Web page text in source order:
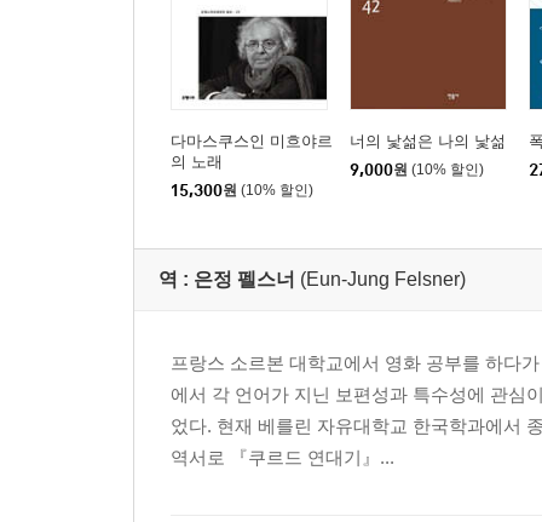
다마스쿠스인 미흐야르
의 노래
15,300원 (10% 할인)
너의 낯섦은 나의 낯섦
9,000원 (10% 할인)
역 : 은정 펠스너 (Eun-Jung Felsner)
프랑스 소르본 대학교에서 영화 공부를 하다
에서 각 언어가 지닌 보편성과 특수성에 관심
었다. 현재 베를린 자유대학교 한국학과에서
역서로 『쿠르드 연대기』...